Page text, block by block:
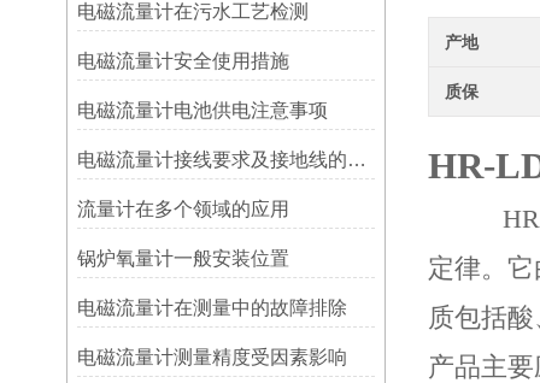
电磁流量计在污水工艺检测
电磁流量计安全使用措施
电磁流量计电池供电注意事项
电磁流量计接线要求及接地线的重要性分析
流量计在多个领域的应用
锅炉氧量计一般安装位置
电磁流量计在测量中的故障排除
电磁流量计测量精度受因素影响
产地
质保
HR-
定律。
质包括
产品主